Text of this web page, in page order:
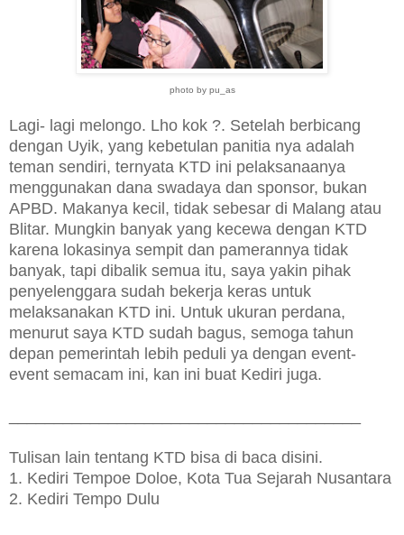
photo by pu_as
Lagi- lagi melongo. Lho kok ?. Setelah berbicang
dengan Uyik, yang kebetulan panitia nya adalah
teman sendiri, ternyata KTD ini pelaksanaanya
menggunakan dana swadaya dan sponsor, bukan
APBD. Makanya kecil, tidak sebesar di Malang atau
Blitar. Mungkin banyak yang kecewa dengan KTD
karena lokasinya sempit dan pamerannya tidak
banyak, tapi dibalik semua itu, saya yakin pihak
penyelenggara sudah bekerja keras untuk
melaksanakan KTD ini. Untuk ukuran perdana,
menurut saya KTD sudah bagus, semoga tahun
depan pemerintah lebih peduli ya dengan event-
event semacam ini, kan ini buat Kediri juga.
Tulisan lain tentang KTD bisa di baca disini.
1. Kediri Tempoe Doloe, Kota Tua Sejarah Nusantara
2. Kediri Tempo Dulu